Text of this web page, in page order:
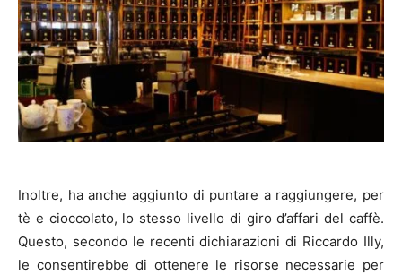
Inoltre, ha anche aggiunto di puntare a raggiungere, per
tè e cioccolato, lo stesso livello di giro d’affari del caffè.
Questo, secondo le recenti dichiarazioni di Riccardo Illy,
le consentirebbe di ottenere le risorse necessarie per